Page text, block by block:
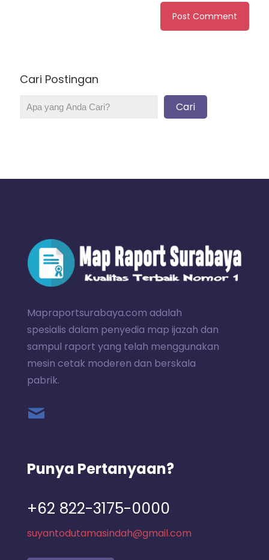
Cari Postingan
Cari
Mapraportsurabaya.com adalah
spesialis dalam penyedia map ijazah dan
sampul raport yang telah menggunakan
mesin cetak moderen dan berskala
pabrik.
Punya Pertanyaan?
+62 822-3175-0000
suyantodutamasindah@gmail.com